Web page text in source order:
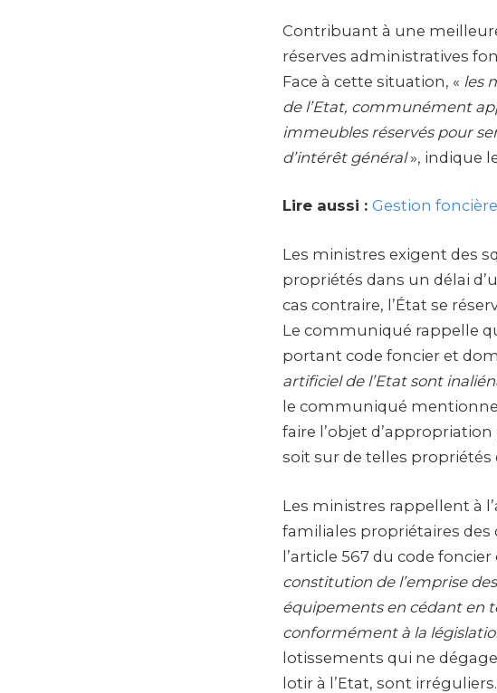
Contribuant à une
réserves administratives
Face à cette situation, « les
de l’Etat, communément
immeubles réservés pour
d’intérêt général», indique
Lire aussi : Gestion
Les ministres exigent des
propriétés dans un délai
cas contraire, l’État se
Le communiqué rappelle
portant code foncier et
artificiel de l’Etat sont
le communiqué
faire l’objet
soit sur de telles propriétés
Les ministres rappellent à
familiales propriétaires des
l’article 567 du code
constitution de l’emprise
équipements en cédant en
conformément à la
lotissements qui ne
lotir à l’Etat, sont irréguliers.